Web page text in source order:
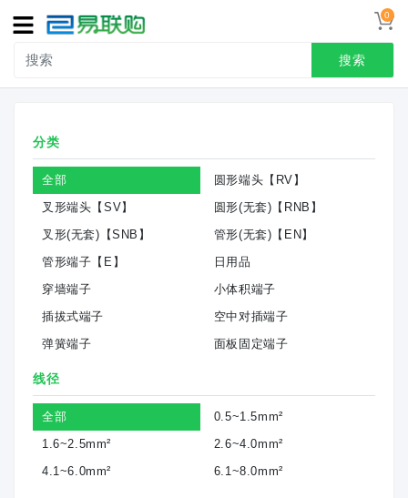
0
搜索
导
航
接线端子
冷压端头
用户中心
分类
全部
圆形端头【RV】
叉形端头【SV】
圆形(无套)【RNB】
叉形(无套)【SNB】
管形(无套)【EN】
管形端子【E】
日用品
穿墙端子
小体积端子
插拔式端子
空中对插端子
弹簧端子
面板固定端子
线径
全部
0.5~1.5mm²
1.6~2.5mm²
2.6~4.0mm²
4.1~6.0mm²
6.1~8.0mm²